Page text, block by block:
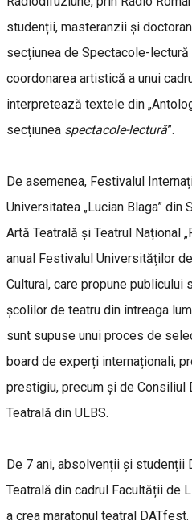
studenții, masteranzii și
secțiunea de Spectacole-lectură
coordonarea artistică a unui
interpretează textele din
secțiunea spectacole-lectură”.
De asemenea, Festivalul
Universitatea „Lucian Blaga” din
Artă Teatrală și Teatrul Național
anual Festivalul Universităților
Cultural, care propune
școlilor de teatru din întreaga
sunt supuse unui proces de
board de experți internaționali,
prestigiu, precum și de Consiliul
Teatrală din ULBS.
De 7 ani, absolvenții și studenții
Teatrală din cadrul Facultății de
a crea maratonul teatral